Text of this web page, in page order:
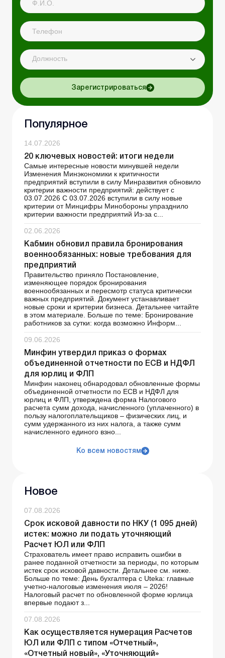
Должность
Зарегистрироваться
Популярное
14.07.2026
20 ключевых новостей: итоги недели
Самые интересные новости минувшей недели
Изменения Минэкономики к критичности
предприятий вступили в силу Минразвития обновило
критерии важности предприятий: действует с
03.07.2026 С 03.07.2026 вступили в силу новые
критерии от Минцифры Минобороны упразднило
критерии важности предприятий Из-за с...
02.06.2026
Кабмин обновил правила бронирования
военнообязанных: новые требования для
предприятий
Правительство приняло Постановление,
изменяющее порядок бронирования
военнообязанных и пересмотр статуса критически
важных предприятий. Документ устанавливает
новые сроки и критерии бизнеса. Детальнее читайте
в этом материале. Больше по теме: Бронирование
работников за сутки: когда возможно Информ...
09.06.2026
Минфин утвердил приказ о формах
объединенной отчетности по ЕСВ и НДФЛ
для юрлиц и ФЛП
Минфин наконец обнародовал обновленные формы
объединенной отчетности по ЕСВ и НДФЛ для
юрлиц и ФЛП, утверждена форма Налогового
расчета сумм дохода, начисленного (уплаченного) в
пользу налогоплательщиков – физических лиц, и
сумм удержанного из них налога, а также сумм
начисленного единого взно...
Ко всем новостям
Новое
07.08.2026
Срок исковой давности по НКУ (1 095 дней)
истек: можно ли подать уточняющий
Расчет ЮЛ или ФЛП
Страхователь имеет право исправить ошибки в
ранее поданной отчетности за периоды, по которым
истек срок исковой давности. Детальнее см. ниже.
Больше по теме: День бухгалтера с Uteka: главные
учетно-налоговые изменения июля – 2026!
Налоговый расчет по обновленной форме юрлица
впервые подают з...
07.08.2026
Как осуществляется нумерация Расчетов
ЮЛ или ФЛП с типом «Отчетный»,
«Отчетный новый», «Уточняющий»